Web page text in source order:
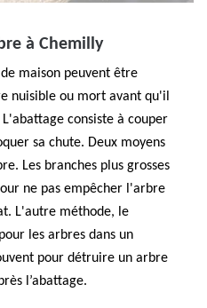
à Chemilly
maison peuvent être
nuisible ou mort avant qu'il
consiste à couper
sa chute. Deux moyens
Les branches plus grosses
ne pas empêcher l'arbre
L'autre méthode, le
les arbres dans un
pour détruire un arbre
l’abattage.